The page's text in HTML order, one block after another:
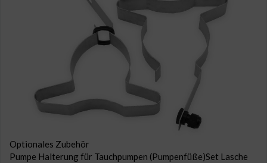
Optionales Zubehör
Pumpe Halterung für Tauchpumpen (Pumpenfüße)Set Lasche